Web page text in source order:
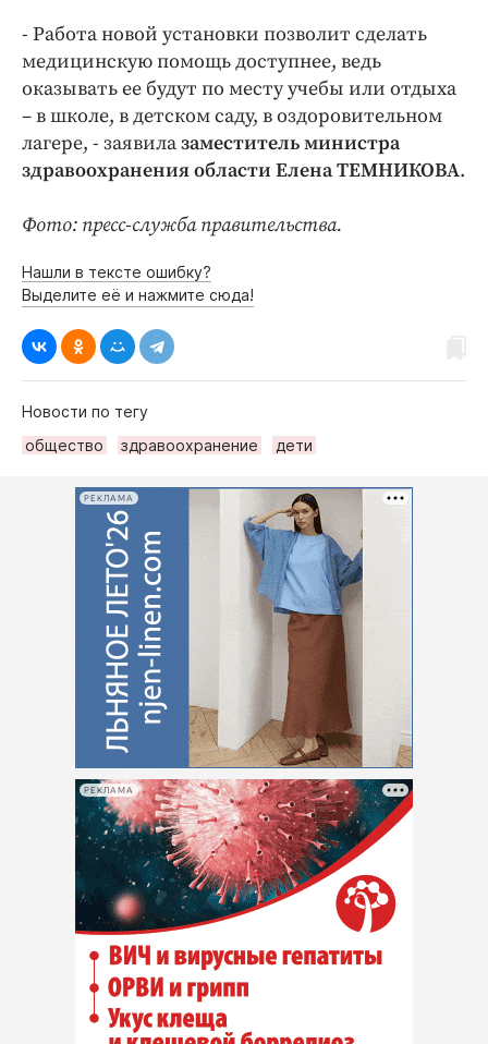
- Работа новой установки позволит сделать
медицинскую помощь доступнее, ведь
оказывать ее будут по месту учебы или отдыха
– в школе, в детском саду, в оздоровительном
лагере, - заявилазаместитель министра
здравоохранения области Елена ТЕМНИКОВА.
Фото: пресс-служба правительства.
Нашли в тексте ошибку?
Выделите её и нажмите сюда!
Новости по тегу
общество
здравоохранение дети
РЕКЛАМА
РЕКЛАМА